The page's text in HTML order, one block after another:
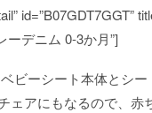
デニム 0-3か月”]
ビーシート本体とシ
ェアにもなるので、